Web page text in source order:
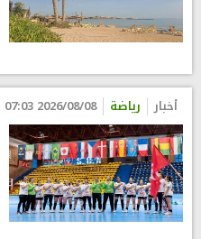
أخبار رياضة 2026/08/08 07:03